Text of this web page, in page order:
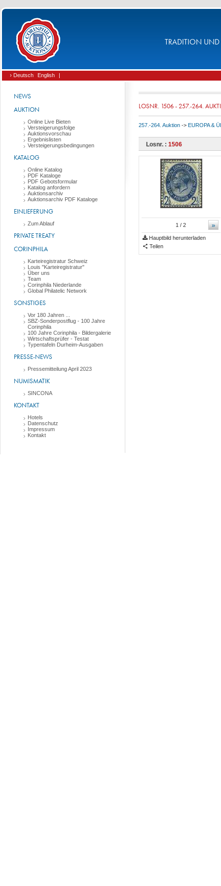
TRADITION UND
› Deutsch English |
NEWS
AUKTION
Online Live Bieten
Versteigerungsfolge
Auktionsvorschau
Ergebnislisten
Versteigerungsbedingungen
KATALOG
Online Katalog
PDF Kataloge
PDF Gebotsformular
Katalog anfordern
Auktionsarchiv
Auktionsarchiv PDF Kataloge
EINLIEFERUNG
Zum Ablauf
PRIVATE TREATY
CORINPHILA
Karteiregistratur Schweiz
Louis "Karteiregistratur"
Über uns
Team
Corinphila Niederlande
Global Philatelic Network
SONSTIGES
Vor 180 Jahren ...
SBZ-Sonderpostflug - 100 Jahre
Corinphila
100 Jahre Corinphila - Bildergalerie
Wirtschaftsprüfer - Testat
Typentafeln Durheim-Ausgaben
PRESSE-NEWS
Pressemitteilung April 2023
NUMISMATIK
SINCONA
KONTAKT
Hotels
Datenschutz
Impressum
Kontakt
LOSNR. 1506 - 257.-264.
257.-264. Auktion -> EUROPA &
Losnr. : 1506
»
1 / 2
Hauptbild herunterladen
Teilen